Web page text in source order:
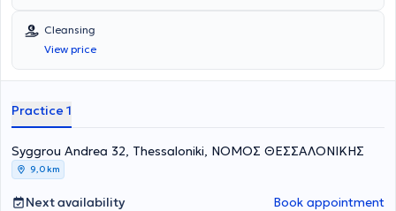
advanced training in pediatric dentistry at the Aarhus School of
Dentistry in Denmark and the University of Leeds in England. She
has extensive academic and professional experience in the field and
her practice caters to the needs of both children and adults.
Cleansing
View price
Practice 1
Syggrou Andrea 32, Thessaloniki, ΝΟΜΟΣ ΘΕΣΣΑΛΟΝΙΚΗΣ
9,0 km
Next availability Book appointment